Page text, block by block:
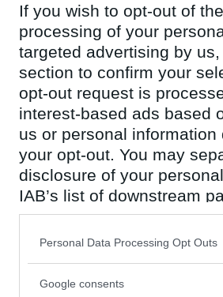
If you wish to opt-out of
processing of your
targeted advertising by
section to confirm your
opt-out request is
interest-based ads based
us or personal
your opt-out. You may
disclosure of your
IAB’s list of downstream
also be disclosed by us
Downstream Participants
Please note that this
Personal Data Processing Opt Outs
Google consents
- Ikke medlem lenger
Antall innlegg:
Dårlig med papiraviser her, men
gjerne litt for kvalitetsjournalistikk
Unner du deg noe ekstra når det
Antall innlegg:
Leser bare elektroniske aviser, til
papiraviser (og bøker) best. Noen
foran egne lyster ;-))
Er du, eller kan du tenke deg å
Røde Kors?
Jeg unner meg å fyre godt i ovnen